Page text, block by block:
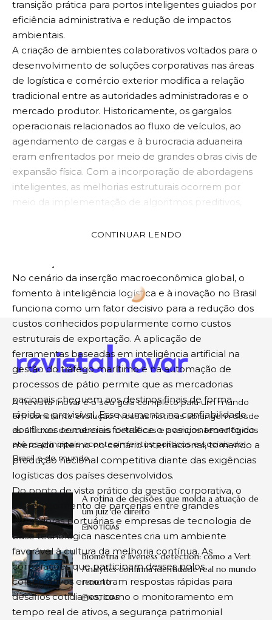
transição prática para portos inteligentes guiados por
eficiência administrativa e redução de impactos
ambientais.
A criação de ambientes colaborativos voltados para o
desenvolvimento de soluções corporativas nas áreas
de logística e comércio exterior modifica a relação
tradicional entre as autoridades administradoras e o
mercado produtor. Historicamente, os gargalos
operacionais relacionados ao fluxo de veículos, ao
agendamento de cargas e à burocracia aduaneira
eram enfrentados por meio de grandes obras civis de
expansão física. Com a incorporação de abordagens
inteligentes, as melhorias estruturais ocorrem por
meio da implementação de algoritmos preditivos,
digitais, que maximizam a capacidade da
No cenário da inserção macroeconômica global, o
fomento à inteligência logística e à inovação no Brasil
funciona como um fator decisivo para a redução dos
custos conhecidos popularmente como custos
estruturais de exportação. A aplicação de
ferramentas baseadas em inteligência artificial na
gestão do tráfego marítimo e na automação de
processos de pátio permite que as mercadorias
nacionais cheguem aos destinos finais de forma
rápida e previsível. Esse aumento na confiabilidade
dos fluxos comerciais fortalece o posicionamento do
mercado interno no cenário internacional, tornando a
produção nacional competitiva diante das exigências
logísticas dos países desenvolvidos.
Do ponto de vista prático da gestão corporativa, o
estabelecimento de parcerias entre grandes
operadoras portuárias e empresas de tecnologia de
base tecnológica nascentes cria um ambiente
favorável à cultura da melhoria contínua. As
corporações que participam desses polos
colaborativos encontram respostas rápidas para
desafios cotidianos, como o monitoramento em
tempo real de ativos, a segurança patrimonial
CONTINUAR LENDO
Revista Inovar Notícias>Blog> Tecnologia> Inovação na educação: como tecnologia e novas metodologias estão redefinindo o futuro do ensino no Brasil
Inovação na educação: como
tecnologia e novas metodologias
estão redefinindo o futuro do
ensino no Brasil
PORDIEGO RODRÍGUEZ VELÁZQUEZ 14/05/2026